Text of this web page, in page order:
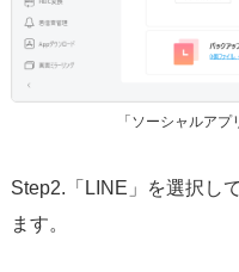
「ソーシャルア
Step2.「LINE」を選択し
ます。